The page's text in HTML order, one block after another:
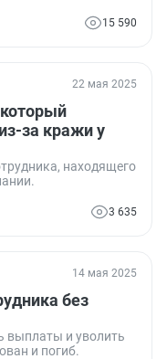
15 590
22 мая 2025
за кражи у
находящего
3 635
14 мая 2025
без
выплаты и уволить
и погиб.